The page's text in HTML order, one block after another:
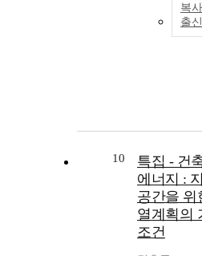
복
출
10
특집 - 건
에너지 :
공간을 위
열계획의
조건